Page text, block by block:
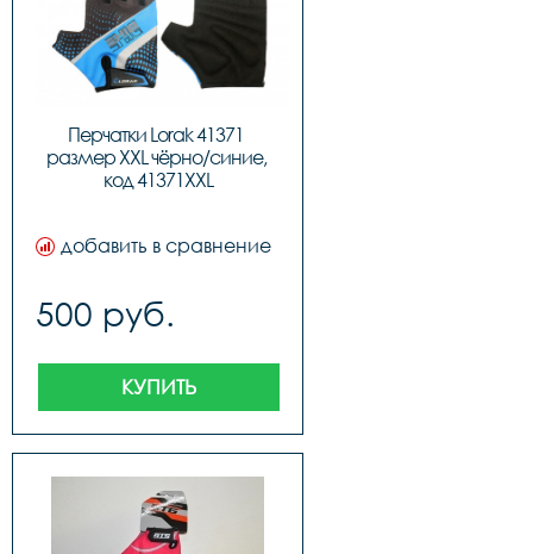
Перчатки Lorak 41371
размер XXL чёрно/синие,
код 41371XXL
добавить в сравнение
500 руб.
КУПИТЬ